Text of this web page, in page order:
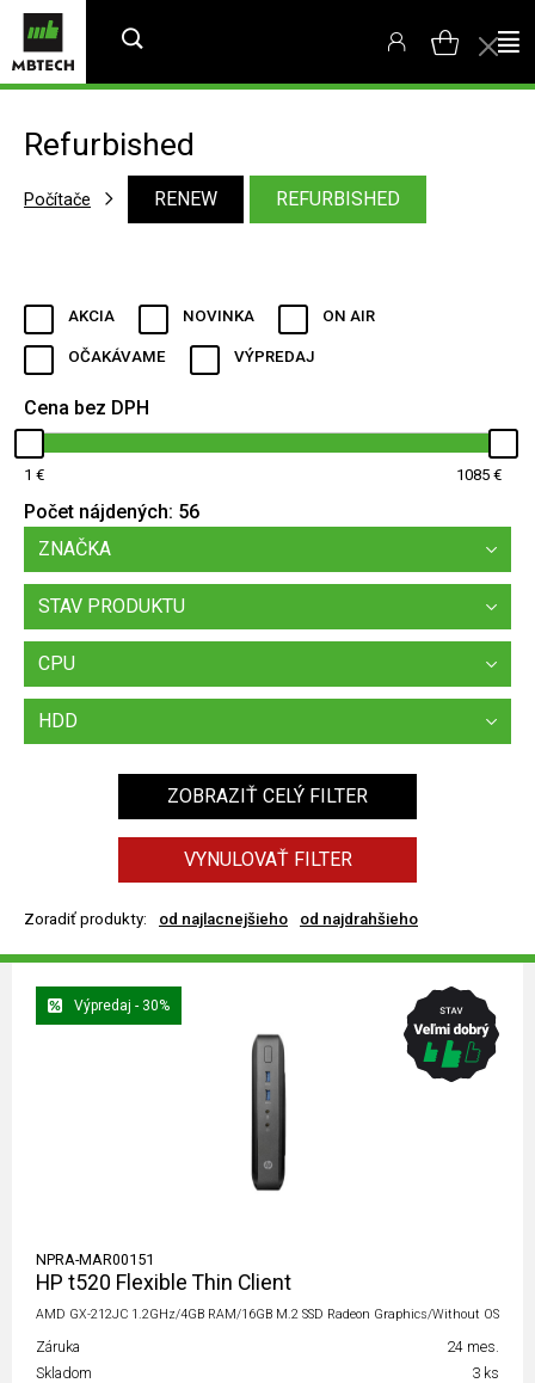
Refurbished
Počítače RENEW REFURBISHED
AKCIA NOVINKA ON AIR
OČAKÁVAME VÝPREDAJ
Cena bez DPH
1 1085
Počet nájdených: 56
ZNAČKA
STAV PRODUKTU
CPU
HDD
ZOBRAZIŤ CELÝ FILTER
VYNULOVAŤ FILTER
Zoradiť produkty: od najlacnejšieho od najdrahšieho
Výpredaj - 30%
NPRA-MAR00151
HP t520 Flexible Thin Client
AMD GX-212JC 1.2GHz/4GB RAM/16GB M.2 SSD Radeon Graphics/Without OS
Záruka
24 mes.
Skladom
3 ks